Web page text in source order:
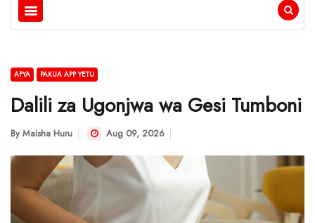
AFYA PAKUA APP YETU
Dalili za Ugonjwa wa Gesi Tumboni
By Maisha Huru Aug 09, 2026